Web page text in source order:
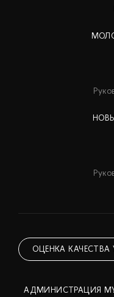
ОЦЕНКА КАЧЕСТВА
АДМИНИСТРАЦИЯ